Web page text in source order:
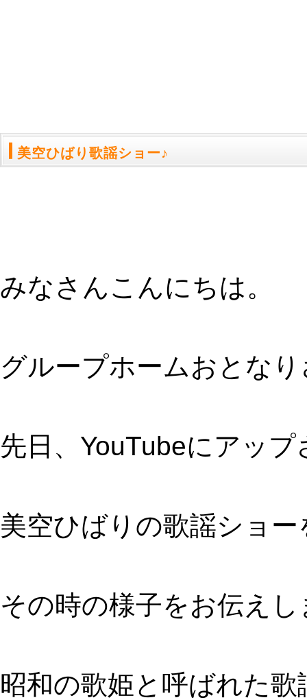
美空ひばり歌謡ショー♪
みなさんこんにちは。
グループホームおとな
先日、YouTubeにアッ
美空ひばりの歌謡ショ
その時の様子をお伝えし
昭和の歌姫と呼ばれた歌